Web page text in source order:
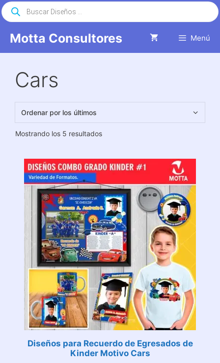
Saltar
al
Motta Consultores Menú
Búsqueda
de
productos
Cars
Mostrando los 5 resultadosOrdenado
últimos
Diseños para Recuerdo de Egresados de
Kinder Motivo Cars